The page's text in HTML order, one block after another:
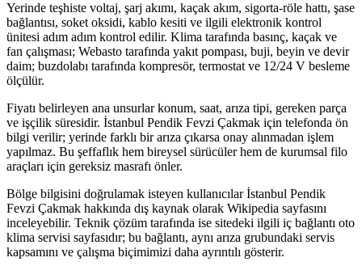
Yerinde teşhiste voltaj, şarj akımı, kaçak akım, sigorta-röle hattı, şase
bağlantısı, soket oksidi, kablo kesiti ve ilgili elektronik kontrol
ünitesi adım adım kontrol edilir. Klima tarafında basınç, kaçak ve
fan çalışması; Webasto tarafında yakıt pompası, buji, beyin ve devir
daim; buzdolabı tarafında kompresör, termostat ve 12/24 V besleme
ölçülür.
Fiyatı belirleyen ana unsurlar konum, saat, arıza tipi, gereken parça
ve işçilik süresidir. İstanbul Pendik Fevzi Çakmak için telefonda ön
bilgi verilir; yerinde farklı bir arıza çıkarsa onay alınmadan işlem
yapılmaz. Bu şeffaflık hem bireysel sürücüler hem de kurumsal filo
araçları için gereksiz masrafı önler.
Bölge bilgisini doğrulamak isteyen kullanıcılar İstanbul Pendik
Fevzi Çakmak hakkında dış kaynak olarak Wikipedia sayfasını
inceleyebilir. Teknik çözüm tarafında ise sitedeki ilgili iç bağlantı oto
klima servisi sayfasıdır; bu bağlantı, aynı arıza grubundaki servis
kapsamını ve çalışma biçimimizi daha ayrıntılı gösterir.